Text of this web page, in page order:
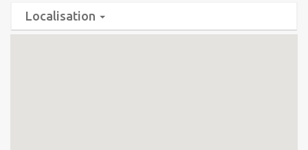
Localisation